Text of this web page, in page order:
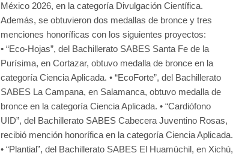
México 2026, en la categoría Divulgación Científica.
Además, se obtuvieron dos medallas de bronce y tres
menciones honoríficas con los siguientes proyectos:
• “Eco-Hojas”, del Bachillerato SABES Santa Fe de la
Purísima, en Cortazar, obtuvo medalla de bronce en la
categoría Ciencia Aplicada. • “EcoForte”, del Bachillerato
SABES La Campana, en Salamanca, obtuvo medalla de
bronce en la categoría Ciencia Aplicada. • “Cardiófono
UID”, del Bachillerato SABES Cabecera Juventino Rosas,
recibió mención honorífica en la categoría Ciencia Aplicada.
• “Plantial”, del Bachillerato SABES El Huamúchil, en Xichú,